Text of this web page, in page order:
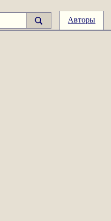
Авторы